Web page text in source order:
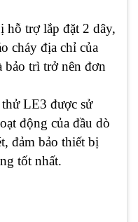
hỗ trợ lắp đặt 2 dây,
cháy địa chỉ của
bảo trì trở nên đơn
LE3 được sử
động của đầu dò
đảm bảo thiết bị
tốt nhất.